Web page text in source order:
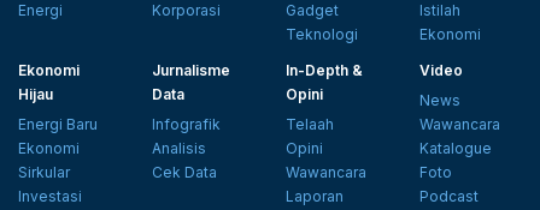
Energi
Korporasi
Gadget
Teknologi
Istilah
Ekonomi
Ekonomi
Hijau
Energi Baru
Ekonomi
Sirkular
Investasi
Jurnalisme
Data
Infografik
Analisis
Cek Data
In-Depth &
Opini
Telaah
Opini
Wawancara
Laporan
Video
News
Wawancara
Katalogue
Foto
Podcast